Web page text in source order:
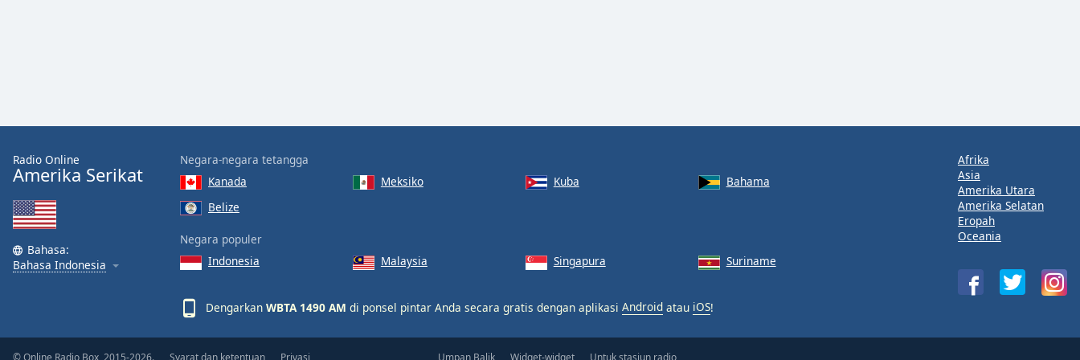
is
modal
window.
Beginning
dialog
window.
and
Radio Online
Amerika Serikat
Bahasa:
Bahasa Indonesia
Negara-negara tetangga
Kanada
Meksiko Kuba
Bahama
Belize
Negara populer
Indonesia
Malaysia Singapura Suriname
Dengarkan WBTA 1490 AM di ponsel pintar Anda secara gratis dengan aplikasi Android atau iOS!
Afrika
Asia
Amerika Utara
Amerika Selatan
Eropah
Oceania
© Online Radio Box, 2015-2026. Syarat dan ketentuan Privasi Umpan Balik Widget-widget Untuk stasiun radio